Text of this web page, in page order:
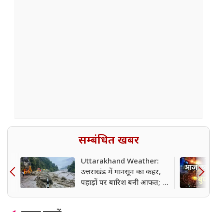
सम्बंधित खबर
Uttarakhand Weather:
उत्तराखंड में मानसून का कहर,
पहाड़ों पर बारिश बनी आफत; 9